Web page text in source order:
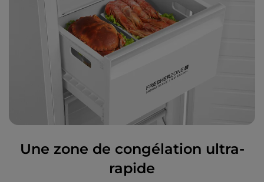
Une zone de congélation ultra-
rapide